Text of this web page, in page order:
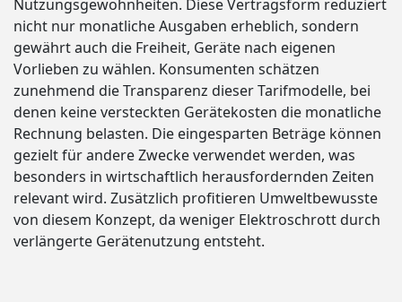
Nutzungsgewohnheiten. Diese Vertragsform reduziert
nicht nur monatliche Ausgaben erheblich, sondern
gewährt auch die Freiheit, Geräte nach eigenen
Vorlieben zu wählen. Konsumenten schätzen
zunehmend die Transparenz dieser Tarifmodelle, bei
denen keine versteckten Gerätekosten die monatliche
Rechnung belasten. Die eingesparten Beträge können
gezielt für andere Zwecke verwendet werden, was
besonders in wirtschaftlich herausfordernden Zeiten
relevant wird. Zusätzlich profitieren Umweltbewusste
von diesem Konzept, da weniger Elektroschrott durch
verlängerte Gerätenutzung entsteht.